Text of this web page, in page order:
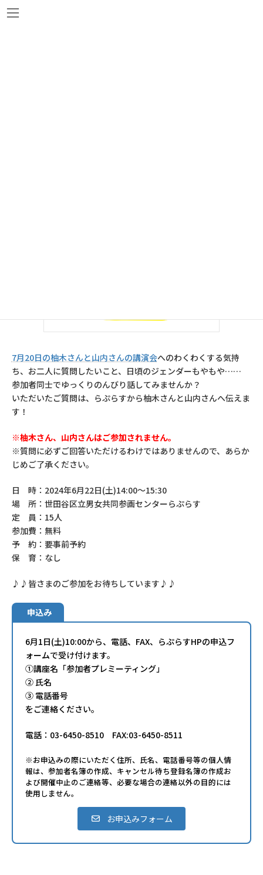
コ
ン
ナ
ビ
7月20日の柚木さんと山内さんの講演会へのわくわくする気持
ち、お二人に質問したいこと、日頃のジェンダーもやもや……
参加者同士でゆっくりのんびり話してみませんか？
いただいたご質問は、らぷらすから柚木さんと山内さんへ伝えま
す！
※柚木さん、山内さんはご参加されません。
※質問に必ずご回答いただけるわけではありませんので、あらか
じめご了承ください。
日 時：2024年6月22日(土)14:00～15:30
場 所：世田谷区立男女共同参画センターらぷらす
定 員：15人
参加費：無料
予 約：要事前予約
保 育：なし
♪♪皆さまのご参加をお待ちしています♪♪
申込み
6月1日(土)10:00から、電話、FAX、らぷらすHPの申込フ
ォームで受け付けます。
①講座名「参加者プレミーティング」
② 氏名
③ 電話番号
をご連絡ください。
電話：03-6450-8510 FAX:03-6450-8511
※お申込みの際にいただく住所、氏名、電話番号等の個人情
報は、参加者名簿の作成、キャンセル待ち登録名簿の作成お
よび開催中止のご連絡等、必要な場合の連絡以外の目的には
使用しません。
お申込みフォーム